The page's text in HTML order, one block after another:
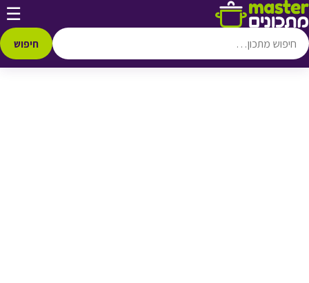
דלג לתוכן ☰
חיפוש
♥ הוספה